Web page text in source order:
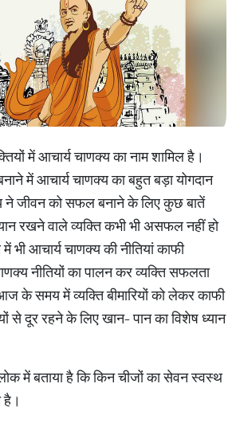
में आचार्य चाणक्य का नाम शामिल है।
में आचार्य चाणक्य का बहुत बड़ा योगदान
ने जीवन को सफल बनाने के लिए कुछ बातें
रखने वाले व्यक्ति कभी भी असफल नहीं हो
आचार्य चाणक्य की नीतियां काफी
नीतियों का पालन कर व्यक्ति सफलता
के समय में व्यक्ति बीमारियों को लेकर काफी
से दूर रहने के लिए खान- पान का विशेष ध्यान
में बताया है कि किन चीजों का सेवन स्वस्थ
है।